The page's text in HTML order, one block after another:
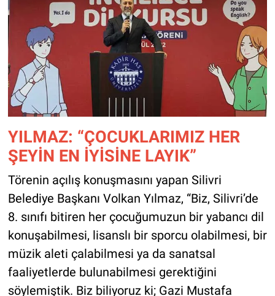
YILMAZ: “ÇOCUKLARIMIZ HER
ŞEYİN EN İYİSİNE LAYIK”
Törenin açılış konuşmasını yapan Silivri
Belediye Başkanı Volkan Yılmaz, “Biz, Silivri’de
8. sınıfı bitiren her çocuğumuzun bir yabancı dil
konuşabilmesi, lisanslı bir sporcu olabilmesi, bir
müzik aleti çalabilmesi ya da sanatsal
faaliyetlerde bulunabilmesi gerektiğini
söylemiştik. Biz biliyoruz ki; Gazi Mustafa